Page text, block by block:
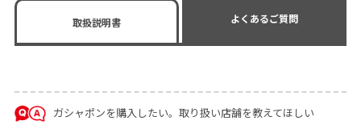
取扱説明書 よくあるご質問
ガシャポンを購入したい。取り扱い店舗を教えてほしい